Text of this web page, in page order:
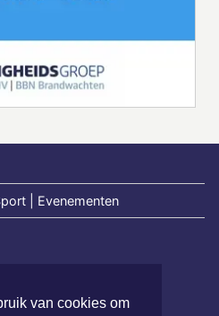
van cookies om
| Evenementen